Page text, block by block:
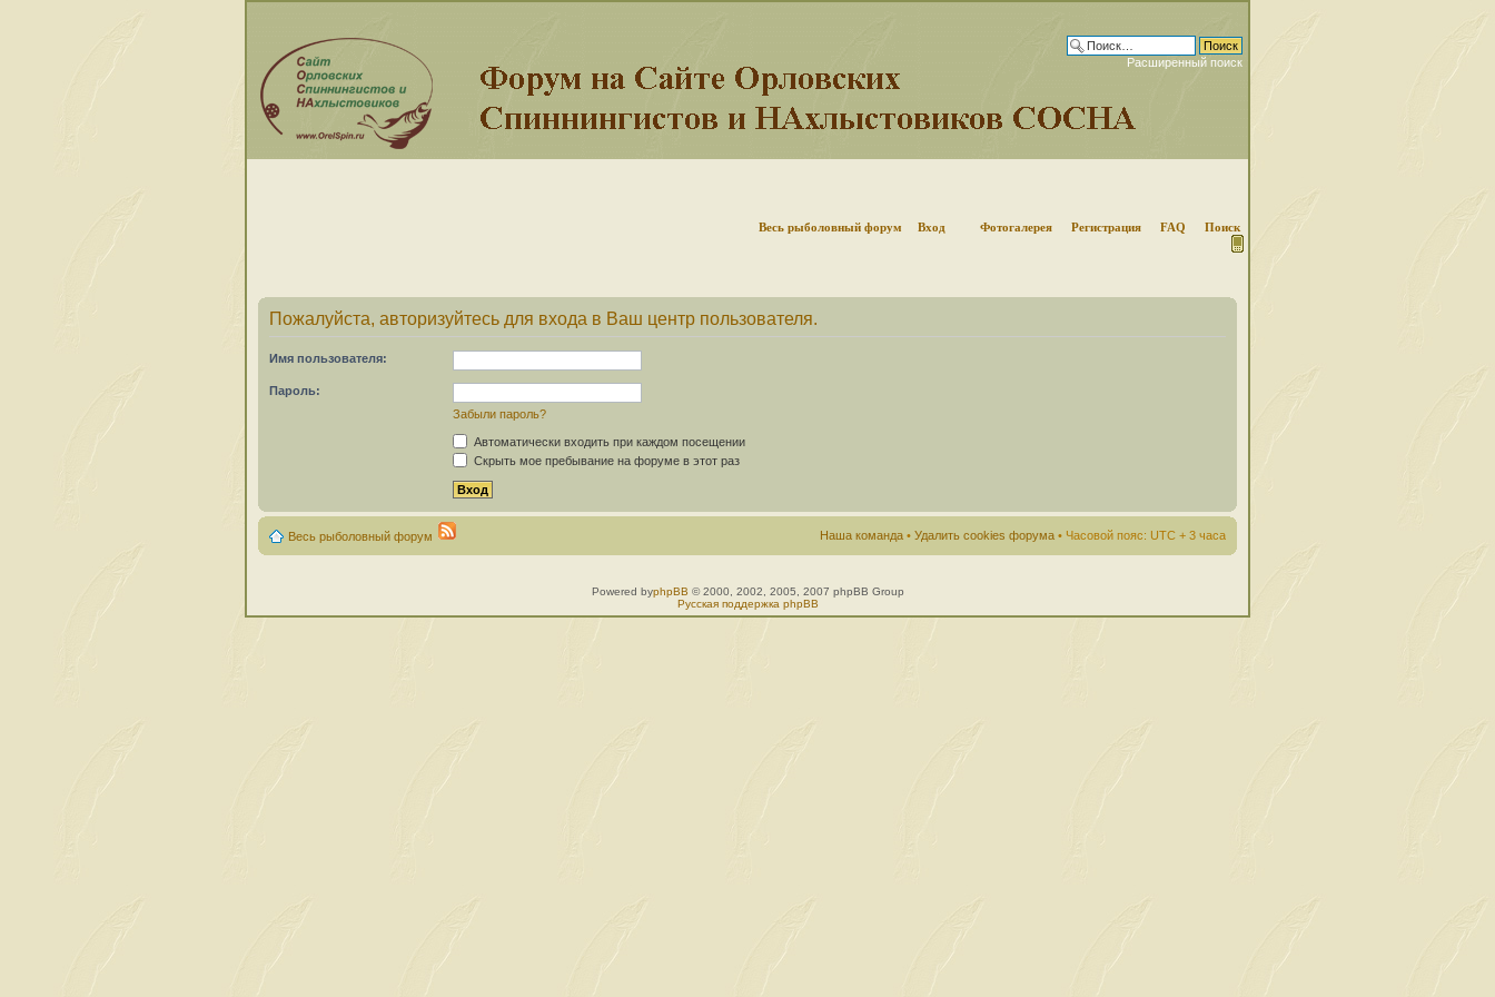
Расширенный поиск
Весь рыболовный форум Вход Фотогалерея Регистрация FAQ Поиск
Пожалуйста, авторизуйтесь для входа в Ваш центр пользователя.
Имя пользователя:
Пароль:
Забыли пароль?
Автоматически входить при каждом посещении
Скрыть мое пребывание на форуме в этот раз
Весь рыболовный форум Наша команда • Удалить cookies форума • Часовой пояс: UTC + 3 часа
Powered byphpBB © 2000, 2002, 2005, 2007 phpBB Group
Русская поддержка phpBB